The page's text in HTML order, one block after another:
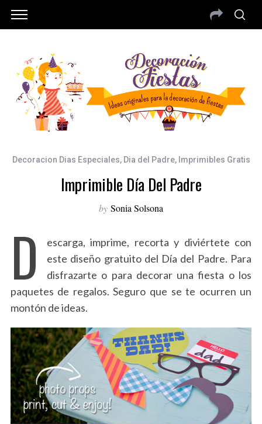
Decoracion Dias Especiales, Dia del Padre, Imprimibles Gratis
Imprimible Día Del Padre
by Sonia Solsona
D
escarga, imprime, recorta y diviértete con
este diseño gratuito del Día del Padre. Para
disfrazarte o para decorar una fiesta o los
paquetes de regalos. Seguro que se te ocurren un
montón de ideas.